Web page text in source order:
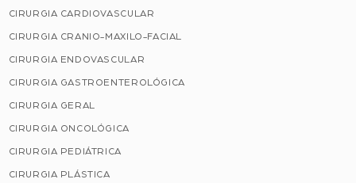
CIRURGIA CARDIOVASCULAR
CIRURGIA CRANIO-MAXILO-FACIAL
CIRURGIA ENDOVASCULAR
CIRURGIA GASTROENTEROLÓGICA
CIRURGIA GERAL
CIRURGIA ONCOLÓGICA
CIRURGIA PEDIÁTRICA
CIRURGIA PLÁSTICA